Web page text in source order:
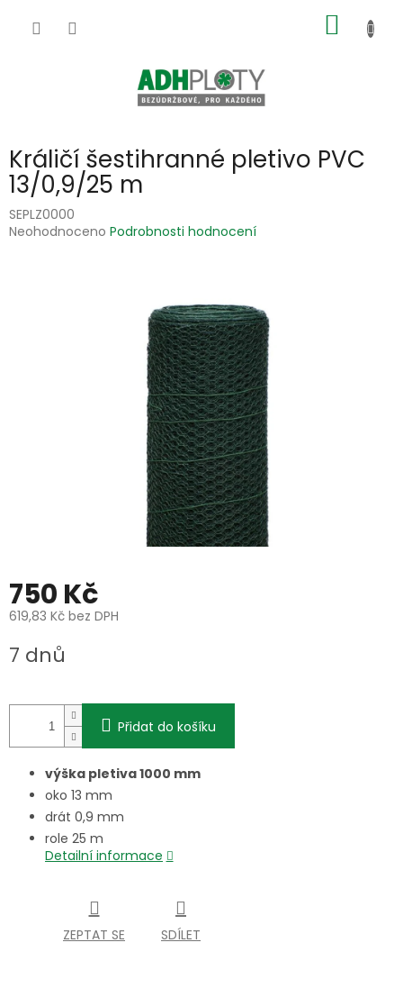
KOŠÍK
Králičí šestihranné pletivo PVC
13/0,9/25 m
SEPLZ0000
Průměrné
Neohodnoceno Podrobnosti hodnocení
750 Kč
619,83 Kč bez DPH
cena:
7 dnů
Přidat do košíku
výška pletiva 1000 mm
oko 13 mm
drát 0,9 mm
role 25 m
Detailní informace
ZEPTAT SE SDÍLET